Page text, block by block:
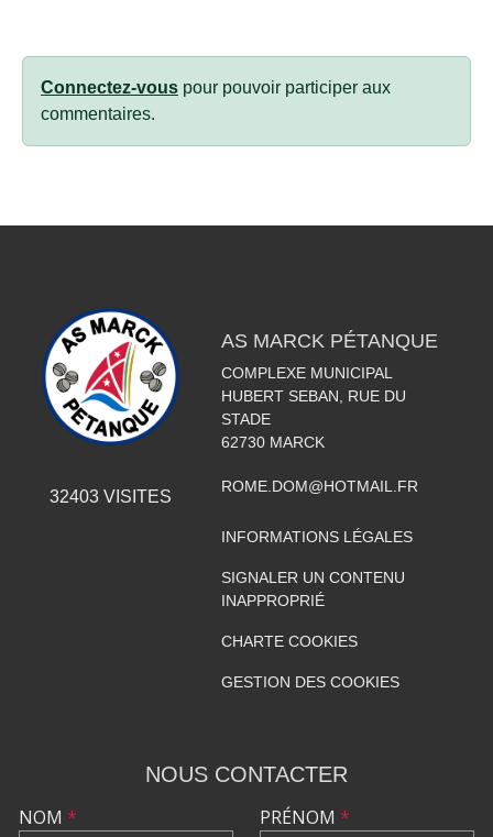
Connectez-vous pour pouvoir participer aux
commentaires.
32403VISITES
AS MARCK PÉTANQUE
COMPLEXE MUNICIPAL
HUBERT SEBAN, RUE DU
STADE
62730 MARCK
ROME.DOM@HOTMAIL.FR
INFORMATIONS LÉGALES
SIGNALER UN CONTENU
INAPPROPRIÉ
CHARTE COOKIES
GESTION DES COOKIES
NOUS CONTACTER
NOM * PRÉNOM *